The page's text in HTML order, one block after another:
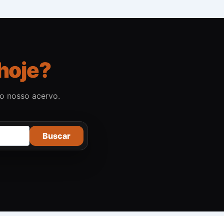
nosso acervo.
Buscar